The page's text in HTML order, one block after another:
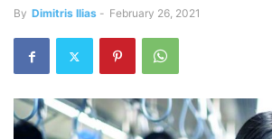
By Dimitris Ilias - February 26, 2021